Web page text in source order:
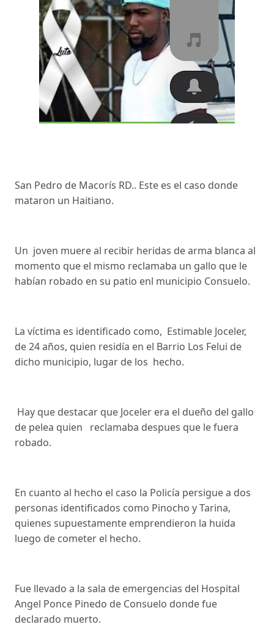
San Pedro de Macorís RD.. Este es el caso donde
mataron un Haitiano.
Un joven muere al recibir heridas de arma blanca al
momento que el mismo reclamaba un gallo que le
habían robado en su patio enl municipio Consuelo.
La víctima es identificado como, Estimable Joceler,
de 24 años, quien residía en el Barrio Los Felui de
dicho municipio, lugar de los hecho.
Hay que destacar que Joceler era el dueño del gallo
de pelea quien reclamaba despues que le fuera
robado.
En cuanto al hecho el caso la Policía persigue a dos
personas identificados como Pinocho y Tarina,
quienes supuestamente emprendieron la huida
luego de cometer el hecho.
Fue llevado a la sala de emergencias del Hospital
Angel Ponce Pinedo de Consuelo donde fue
declarado muerto.